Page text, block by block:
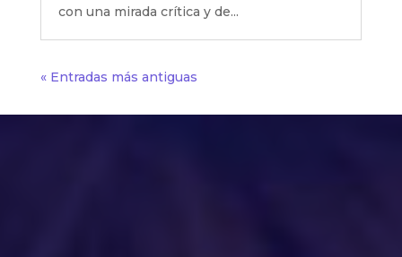
con una mirada crítica y de...
« Entradas más antiguas